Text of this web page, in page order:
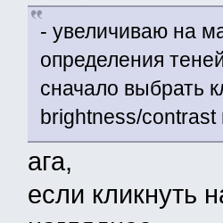
- увеличиваю на
определения
сначало выбрать
brightness/contrast
ага,
если кликнуть